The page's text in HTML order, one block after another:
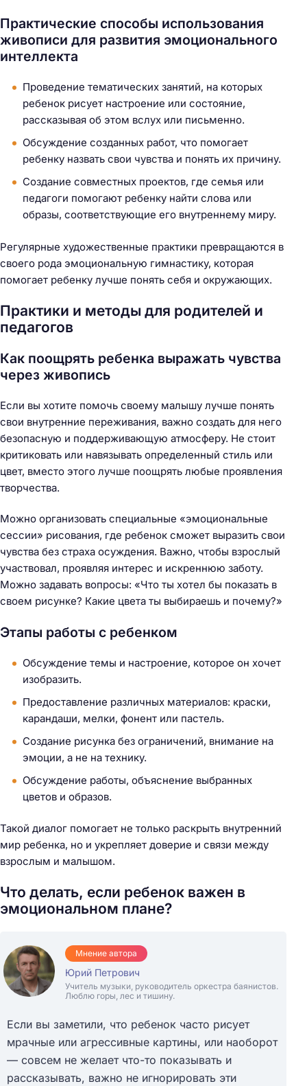
Практические способы использования
живописи для развития эмоционального
интеллекта
Проведение тематических занятий, на которых
ребенок рисует настроение или состояние,
рассказывая об этом вслух или письменно.
Обсуждение созданных работ, что помогает
ребенку назвать свои чувства и понять их причину.
Создание совместных проектов, где семья или
педагоги помогают ребенку найти слова или
образы, соответствующие его внутреннему миру.
Регулярные художественные практики превращаются в
своего рода эмоциональную гимнастику, которая
помогает ребенку лучше понять себя и окружающих.
Практики и методы для родителей и
педагогов
Как поощрять ребенка выражать чувства
через живопись
Если вы хотите помочь своему малышу лучше понять
свои внутренние переживания, важно создать для него
безопасную и поддерживающую атмосферу. Не стоит
критиковать или навязывать определенный стиль или
цвет, вместо этого лучше поощрять любые проявления
творчества.
Можно организовать специальные «эмоциональные
сессии» рисования, где ребенок сможет выразить свои
чувства без страха осуждения. Важно, чтобы взрослый
участвовал, проявляя интерес и искреннюю заботу.
Можно задавать вопросы: «Что ты хотел бы показать в
своем рисунке? Какие цвета ты выбираешь и почему?»
Этапы работы с ребенком
Обсуждение темы и настроение, которое он хочет
изобразить.
Предоставление различных материалов: краски,
карандаши, мелки, фонент или пастель.
Создание рисунка без ограничений, внимание на
эмоции, а не на технику.
Обсуждение работы, объяснение выбранных
цветов и образов.
Такой диалог помогает не только раскрыть внутренний
мир ребенка, но и укрепляет доверие и связи между
взрослым и малышом.
Что делать, если ребенок важен в
эмоциональном плане?
Мнение автора
Юрий Петрович
Учитель музыки, руководитель оркестра баянистов.
Люблю горы, лес и тишину.
Если вы заметили, что ребенок часто рисует
мрачные или агрессивные картины, или наоборот
— совсем не желает что-то показывать и
рассказывать, важно не игнорировать эти